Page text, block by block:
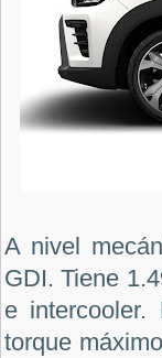
A nivel
GDI. Tiene
e
torque